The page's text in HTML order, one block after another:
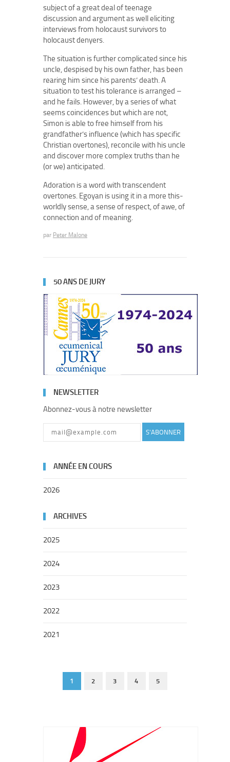
subject of a great deal of teenage
discussion and argument as well eliciting
interviews from holocaust survivors to
holocaust denyers.
The situation is further complicated since his
uncle, despised by his own father, has been
rearing him since his parents’ death. A
situation to test his tolerance is arranged –
and he fails. However, by a series of what
seems coincidences but which are not,
Simon is able to free himself from his
grandfather’s influence (which has specific
Christian overtones), reconcile with his uncle
and discover more complex truths than he
(or we) anticipated.
Adoration is a word with transcendent
overtones. Egoyan is using it in a more this-
worldly sense, a sense of respect, of awe, of
connection and of meaning.
par Peter Malone
50 ANS DE JURY
NEWSLETTER
Abonnez-vous à notre newsletter
S'ABONNER
ANNÉE EN COURS
2026
ARCHIVES
2025
2024
2023
2022
2021
1 2 3 4 5